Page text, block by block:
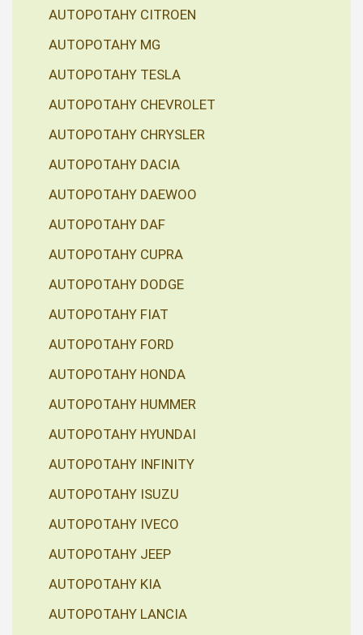
AUTOPOTAHY CITROEN
AUTOPOTAHY MG
AUTOPOTAHY TESLA
AUTOPOTAHY CHEVROLET
AUTOPOTAHY CHRYSLER
AUTOPOTAHY DACIA
AUTOPOTAHY DAEWOO
AUTOPOTAHY DAF
AUTOPOTAHY CUPRA
AUTOPOTAHY DODGE
AUTOPOTAHY FIAT
AUTOPOTAHY FORD
AUTOPOTAHY HONDA
AUTOPOTAHY HUMMER
AUTOPOTAHY HYUNDAI
AUTOPOTAHY INFINITY
AUTOPOTAHY ISUZU
AUTOPOTAHY IVECO
AUTOPOTAHY JEEP
AUTOPOTAHY KIA
AUTOPOTAHY LANCIA